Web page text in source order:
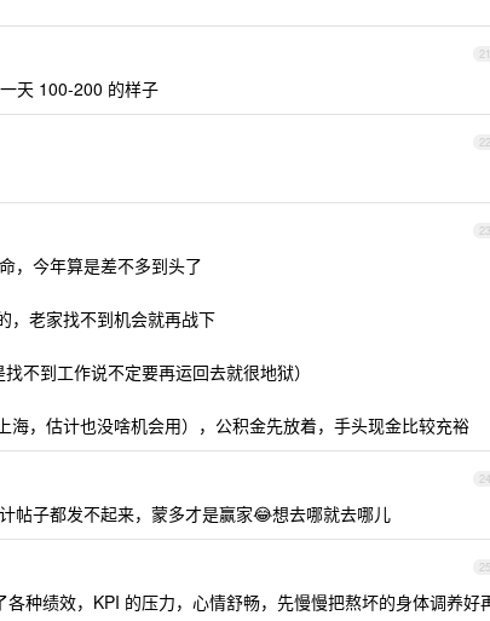
21
天 100-200 的样子
22
23
，今年算是差不多到头了
，老家找不到机会就再战下
不到工作说不定要再运回去就很地狱）
海，估计也没啥机会用），公积金先放着，手头现金比较充裕
24
帖子都发不起来，蒙多才是赢家😂想去哪就去哪儿
25
各种绩效，KPI 的压力，心情舒畅，先慢慢把熬坏的身体调养好